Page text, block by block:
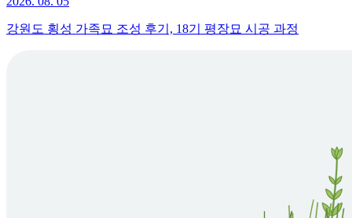
강원도 횡성 가족묘 조성 후기, 18기 평장묘 시공 과정